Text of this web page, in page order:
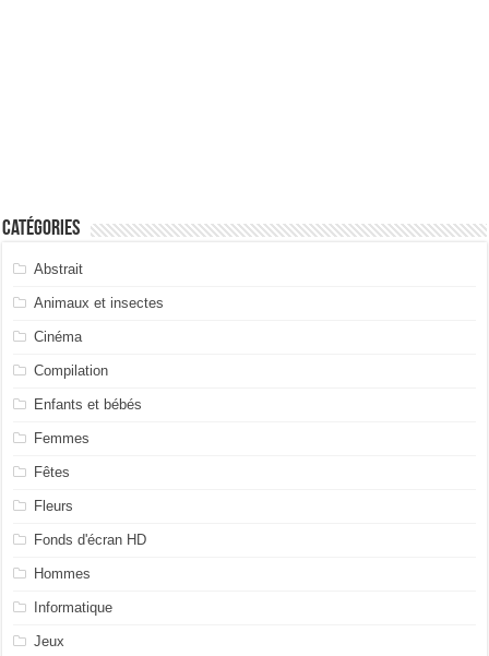
Catégories
Abstrait
Animaux et insectes
Cinéma
Compilation
Enfants et bébés
Femmes
Fêtes
Fleurs
Fonds d'écran HD
Hommes
Informatique
Jeux